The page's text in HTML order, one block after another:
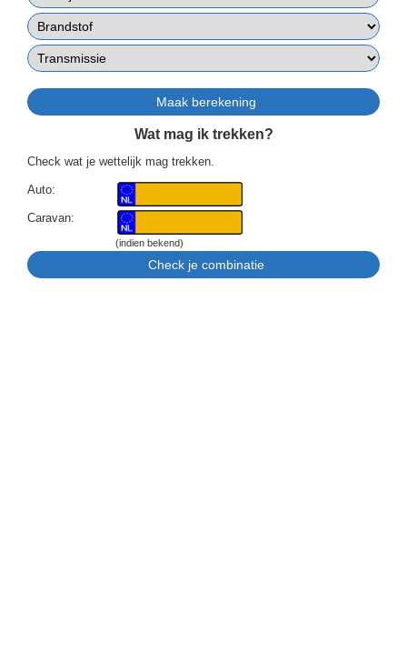
Wat mag ik trekken?
Check wat je wettelijk mag trekken.
Auto:
Caravan:
(indien bekend)